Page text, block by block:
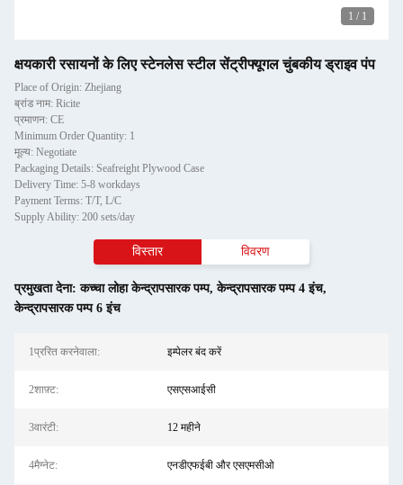
1 / 1
क्षयकारी रसायनों के लिए स्टेनलेस स्टील सेंट्रीफ्यूगल चुंबकीय ड्राइव पंप
Place of Origin: Zhejiang
ब्रांड नाम: Ricite
प्रमाणन: CE
Minimum Order Quantity: 1
मूल्य: Negotiate
Packaging Details: Seafreight Plywood Case
Delivery Time: 5-8 workdays
Payment Terms: T/T, L/C
Supply Ability: 200 sets/day
विस्तार विवरण
प्रमुखता देना:कच्चा लोहा केन्द्रापसारक पम्प,केन्द्रापसारक पम्प 4 इंच,
केन्द्रापसारक पम्प 6 इंच
1प्ररित करनेवाला: इम्पेलर बंद करें
2शाफ़्ट: एसएसआईसी
3वारंटी: 12 महीने
4मैग्नेट: एनडीएफईबी और एसएमसीओ